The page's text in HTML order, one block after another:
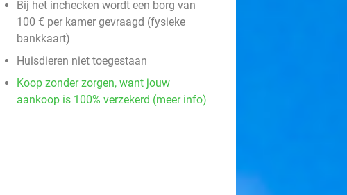
Bij het inchecken wordt een borg van
100 € per kamer gevraagd (fysieke
bankkaart)
Huisdieren niet toegestaan
Koop zonder zorgen, want jouw
aankoop is 100% verzekerd (meer info)